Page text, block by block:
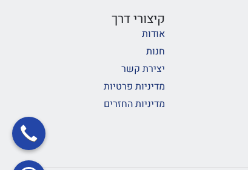
קיצורי דרך
אודות
חנות
יצירת קשר
מדיניות פרטיות
מדיניות החזרים